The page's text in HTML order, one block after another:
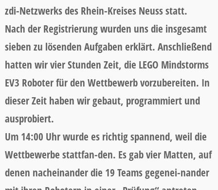
zdi-Netzwerks des Rhein-Kreises Neuss statt.
Nach der Registrierung wurden uns die insgesamt
sieben zu lösenden Aufgaben erklärt. Anschließend
hatten wir vier Stunden Zeit, die LEGO Mindstorms
EV3 Roboter für den Wettbewerb vorzubereiten. In
dieser Zeit haben wir gebaut, programmiert und
ausprobiert.
Um 14:00 Uhr wurde es richtig spannend, weil die
Wettbewerbe stattfan-den. Es gab vier Matten, auf
denen nacheinander die 19 Teams gegenei-nander